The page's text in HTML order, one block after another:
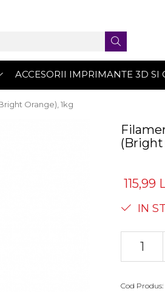
ACCESORII IMPRIMANTE 3D SI
Orange), 1kg
(Bright
115,99
IN
Cod Produs: